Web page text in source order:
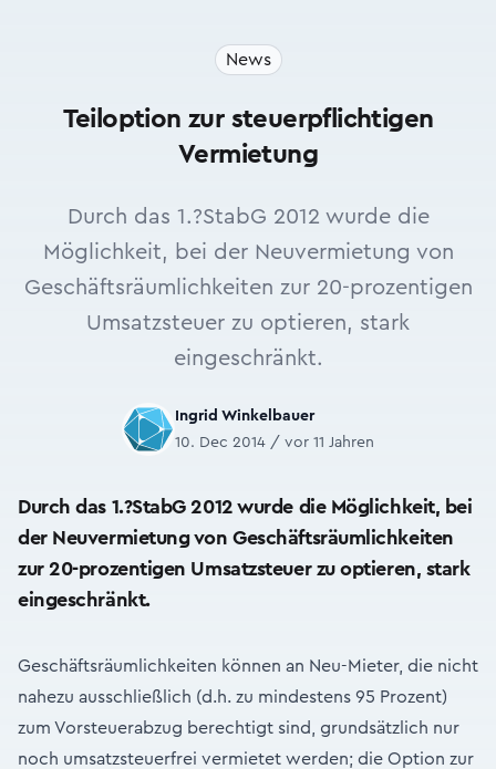
News
Teiloption zur steuerpflichtigen
Vermietung
Durch das 1.?StabG 2012 wurde die
Möglichkeit, bei der Neuvermietung von
Geschäftsräumlichkeiten zur 20-prozentigen
Umsatzsteuer zu optieren, stark
eingeschränkt.
Ingrid Winkelbauer
10. Dec 2014 / vor 11 Jahren
Durch das 1.?StabG 2012 wurde die Möglichkeit, bei
der Neuvermietung von Geschäftsräumlichkeiten
zur 20-prozentigen Umsatzsteuer zu optieren, stark
eingeschränkt.
Geschäftsräumlichkeiten können an Neu-Mieter, die nicht
nahezu ausschließlich (d.h. zu mindestens 95 Prozent)
zum Vorsteuerabzug berechtigt sind, grundsätzlich nur
noch umsatzsteuerfrei vermietet werden; die Option zur